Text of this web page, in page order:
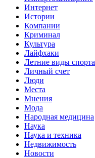
Интернет
Истории
Компании
Криминал
Культура
Лайфхаки
Летние виды спорта
Личный счет
Люди
Места
Мнения
Мода
Народная медицина
Наука
Наука и техника
Недвижимость
Новости